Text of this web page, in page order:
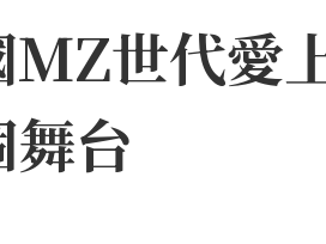
世代愛
台